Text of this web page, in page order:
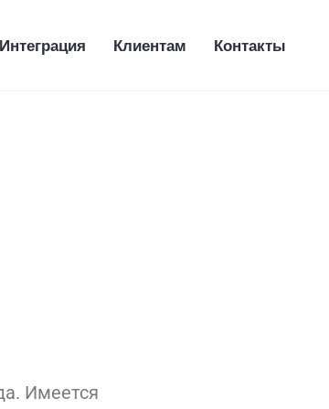
Интеграция Клиентам Контакты
Имеется